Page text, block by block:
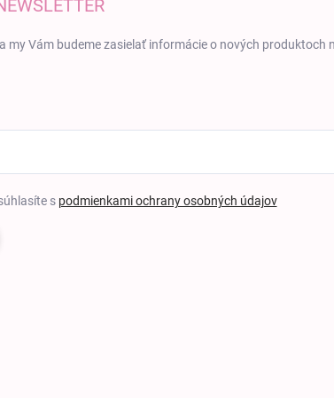
my Vám budeme zasielať informácie o nových produktoch
s podmienkami ochrany osobných údajov